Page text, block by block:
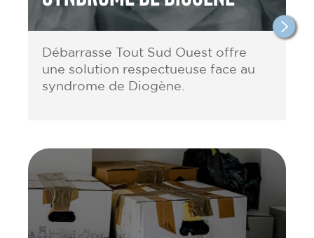
Débarrasse Tout Sud Ouest offre
une solution respectueuse face au
syndrome de Diogène.